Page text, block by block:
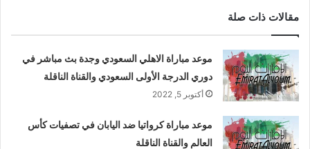
مقالات ذات صلة
موعد مباراة الاهلي السعودي وجدة بث مباشر في
دوري الدرجة الأولى السعودي والقناة الناقلة
أكتوبر 5, 2022
موعد مباراة كرواتيا ضد اليابان في تصفيات كأس
العالم والقناة الناقلة